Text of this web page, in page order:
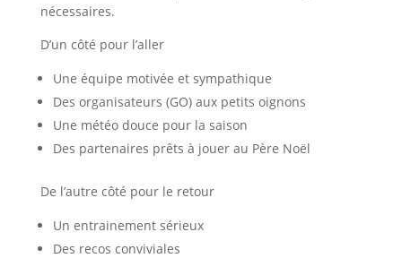
nécessaires.
D’un côté pour l’aller
Une équipe motivée et sympathique
Des organisateurs (GO) aux petits oignons
Une météo douce pour la saison
Des partenaires prêts à jouer au Père Noël
De l’autre côté pour le retour
Un entrainement sérieux
Des recos conviviales